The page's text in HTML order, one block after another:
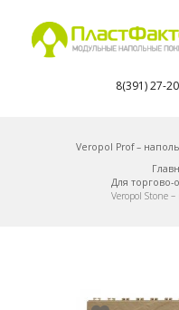
8(391) 27-
Veropol Prof –
Для
Veropol Stone